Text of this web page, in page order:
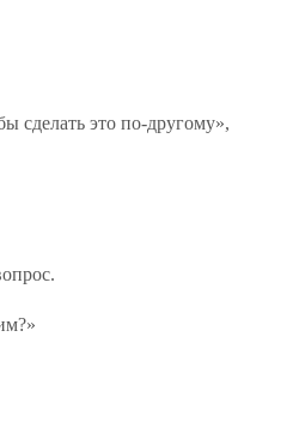
сделать это по-другому»,